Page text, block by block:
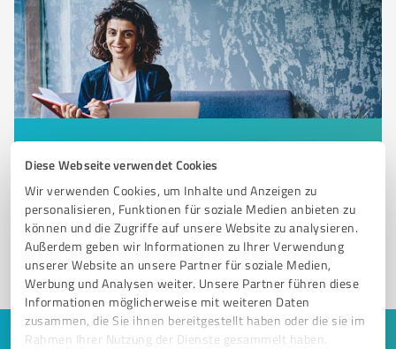
Diese Webseite verwendet Cookies
Wir verwenden Cookies, um Inhalte und Anzeigen zu
personalisieren, Funktionen für soziale Medien anbieten zu
können und die Zugriffe auf unsere Website zu analysieren.
Außerdem geben wir Informationen zu Ihrer Verwendung
unserer Website an unsere Partner für soziale Medien,
Werbung und Analysen weiter. Unsere Partner führen diese
Informationen möglicherweise mit weiteren Daten
zusammen, die Sie ihnen bereitgestellt haben oder die sie im
Rahmen Ihrer Nutzung der Dienste gesammelt haben.
Kunden empfohlener ProvenExpert!